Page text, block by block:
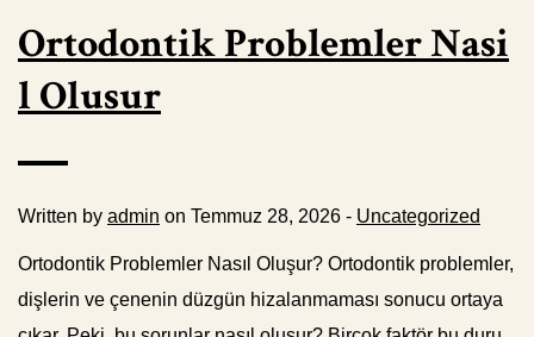
Ortodontik Problemler Nasi
l Olusur
Written by admin on Temmuz 28, 2026 - Uncategorized
Ortodontik Problemler Nasıl Oluşur? Ortodontik problemler,
dişlerin ve çenenin düzgün hizalanmaması sonucu ortaya